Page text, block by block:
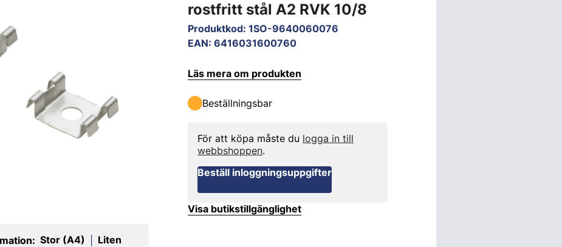
rostfritt stål A2 RVK 10/8
Produktkod: 1SO-9640060076
EAN: 6416031600760
Stor (A4) Liten
Läs mera om produkten
Beställningsbar
För att köpa måste du logga in till
webbshoppen.
Beställ inloggningsuppgifter
Visa butikstillgänglighet